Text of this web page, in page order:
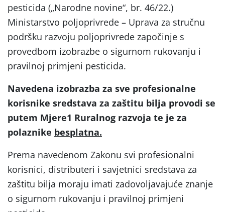
pesticida („Narodne novine“, br. 46/22.)
Ministarstvo poljoprivrede – Uprava za stručnu
podršku razvoju poljoprivrede započinje s
provedbom izobrazbe o sigurnom rukovanju i
pravilnoj primjeni pesticida.
Navedena izobrazba za sve profesionalne
korisnike sredstava za zaštitu bilja provodi se
putem Mjere1 Ruralnog razvoja te je za
polaznike besplatna.
Prema navedenom Zakonu svi profesionalni
korisnici, distributeri i savjetnici sredstava za
zaštitu bilja moraju imati zadovoljavajuće znanje
o sigurnom rukovanju i pravilnoj primjeni